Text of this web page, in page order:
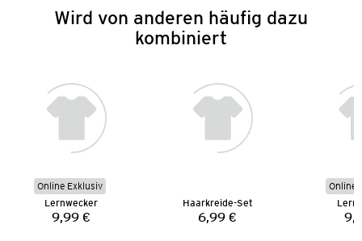
Wird von anderen häufig dazu
kombiniert
Online Exklusiv
Lernwecker
Preis:
9,99 €
Haarkreide-Set
Preis:
6,99 €
Online